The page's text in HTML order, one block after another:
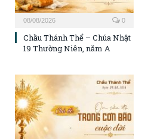
08/08/2026 0
Chầu Thánh Thể – Chúa Nhật
19 Thường Niên, năm A